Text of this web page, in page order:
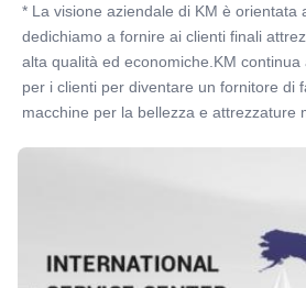
* La visione aziendale di KM è orientata
dedichiamo a fornire ai clienti finali
alta qualità ed economiche.KM
per i clienti per diventare un fornitore di
macchine per la bellezza e attrezzature